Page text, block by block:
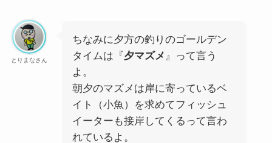
とりまなさん
ちなみに夕方の釣りのゴールデン
タイムは『夕マズメ 』って言う
よ。
朝夕のマズメは岸に寄っているベ
イト（小魚）を求めてフィッシュ
イーターも接岸してくるって言わ
れているよ。